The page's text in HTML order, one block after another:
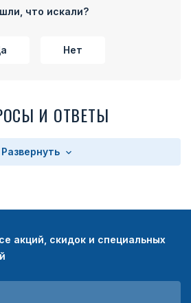
что искали?
Нет
И ОТВЕТЫ
Развернуть
акций, скидок и специальных